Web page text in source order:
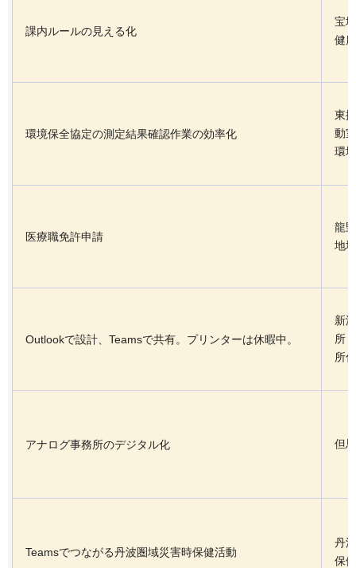
課内ルールの見える化
宝
健
環境保全協定の測定結果確認作業の効率化
東
動室
環
医療職免許申請
龍
地
Outlookで設計、Teamsで共有。プリンターは休暇中。
新
所
所
アナログ事務所のデジタル化 但
Teamsでつながる丹波圏域災害時保健活動
丹
保